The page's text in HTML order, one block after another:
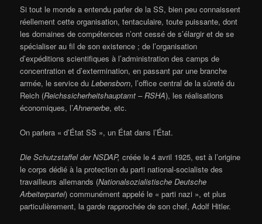
Si tout le monde a entendu parler de la SS, bien peu connaissent
réellement cette organisation, tentaculaire, toute puissante, dont
les domaines de compétences n’ont cessé de s’élargir et de se
spécialiser au fil de son existence ; de l’organisation
d’expéditions scientifiques à l’administration des camps de
concentration et d’extermination, en passant par une branche
armée, le service duLebensborn, l’office central de la sûreté du
Reich (Reichssicherheitshauptamt – RSHA), les réalisations
économiques, l’Ahnenerbe, etc.
On parlera « d’État SS », un État dans l’État.
Die Schutzstaffel der NSDAP, créée le 4 avril 1925, est à l’origine
le corps dédié à la protection du parti national-socialiste des
travailleurs allemands (Nationalsozialistische Deutsche
Arbeiterpartei) communément appelé le « parti nazi », et plus
particulièrement, la garde rapprochée de son chef, Adolf Hitler.